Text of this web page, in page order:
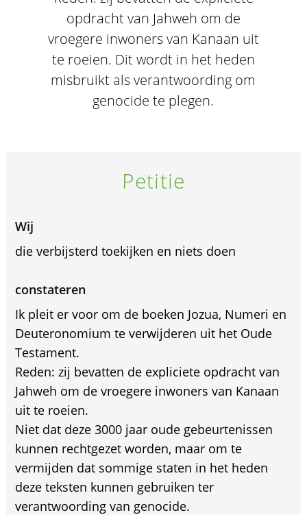
opdracht van Jahweh om de
vroegere inwoners van Kanaan uit
te roeien. Dit wordt in het heden
misbruikt als verantwoording om
genocide te plegen.
Petitie
Wij
die verbijsterd toekijken en niets doen
constateren
Ik pleit er voor om de boeken Jozua, Numeri en
Deuteronomium te verwijderen uit het Oude
Testament.
Reden: zij bevatten de expliciete opdracht van
Jahweh om de vroegere inwoners van Kanaan
uit te roeien.
Niet dat deze 3000 jaar oude gebeurtenissen
kunnen rechtgezet worden, maar om te
vermijden dat sommige staten in het heden
deze teksten kunnen gebruiken ter
verantwoording van genocide.